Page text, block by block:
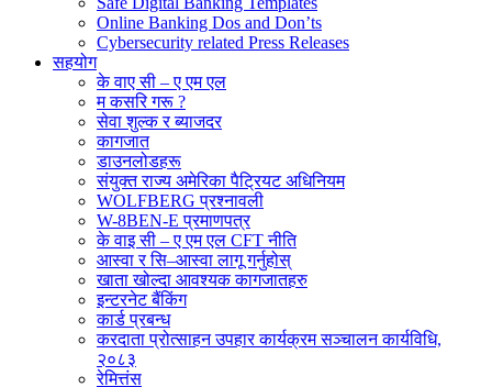
Online Banking Dos and Don’ts
Cybersecurity related Press Releases
सहयोग
के वाए सी – ए एम एल
म कसरि गरू ?
सेवा शुल्क र ब्याजदर
कागजात
डाउनलोडहरू
संयुक्त राज्य अमेरिका पैट्रियट अधिनियम
WOLFBERG प्रश्नावली
W-8BEN-E प्रमाणपत्र
के वाइ सी – ए एम एल CFT नीति
आस्वा र सि–आस्वा लागू गर्नुहोस्
खाता खोल्दा आवश्यक कागजातहरु
इन्टरनेट बैंकिंग
कार्ड प्रबन्ध
करदाता प्रोत्साहन उपहार कार्यक्रम सञ्चालन कार्यविधि,
२०८३
रेमित्तंस